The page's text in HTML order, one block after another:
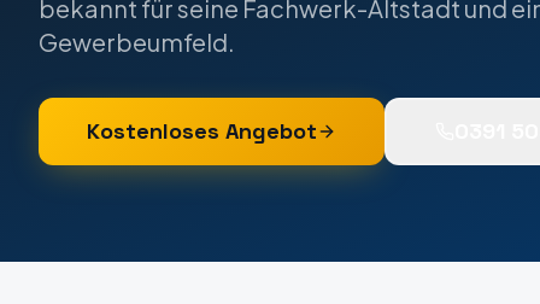
bekannt für seine Fachwerk-Altstadt und
Gewerbeumfeld.
Kostenloses Angebot